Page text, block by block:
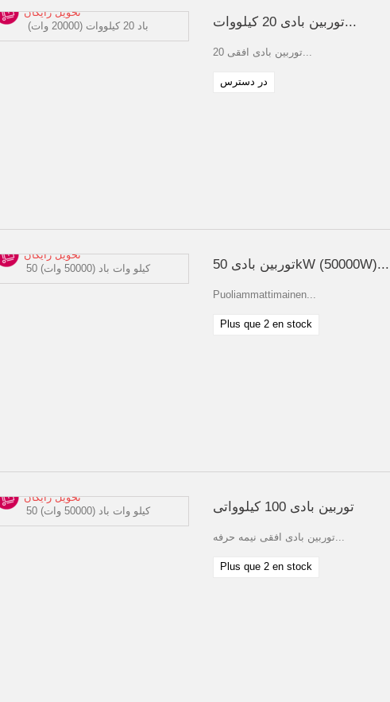
تحویل رایگان
توربین بادی 20 کیلووات...
توربین بادی افقی 20...
در دسترس
تحویل رایگان
توربین بادی 50kW (50000W)...
Puoliammattimainen...
Plus que 2 en stock
تحویل رایگان
توربین بادی 100 کیلوواتی
توربین بادی افقی نیمه حرفه...
Plus que 2 en stock